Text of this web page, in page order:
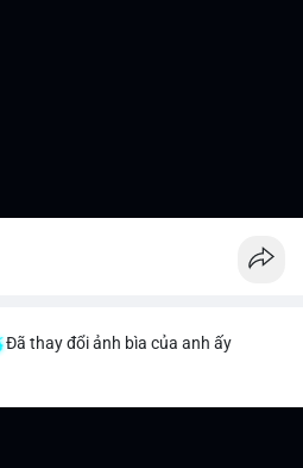
Đã thay đổi ảnh bìa của anh ấy